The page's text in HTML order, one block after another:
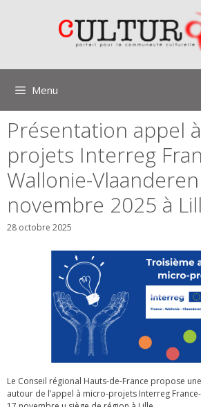
Menu
Présentation appel
projets Interreg
Wallonie-
novembre 2025 à
28 octobre 2025
Le Conseil régional Hauts-de-France propose
autour de l’appel à micro-projets Interreg